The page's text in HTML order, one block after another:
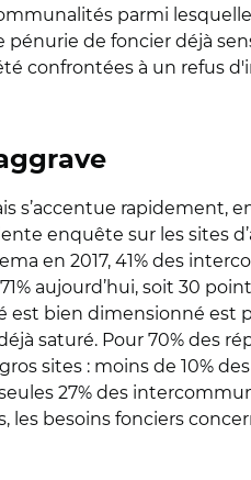
parmi
de foncier déjà
confrontées à un refus
s’accentue rapidement,
enquête sur les sites
en 2017, 41% des
aujourd’hui, soit 30
bien dimensionné est
saturé. Pour 70% des
sites : moins de 10%
27% des
les besoins fonciers